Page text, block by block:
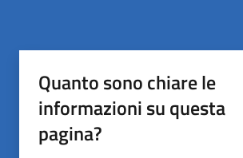
Quanto sono chiare le
informazioni su questa
pagina?